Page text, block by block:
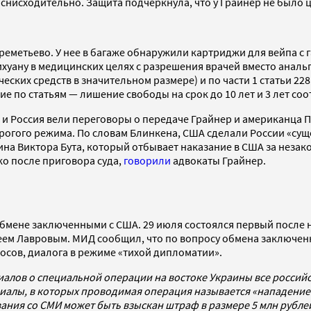
У нее в багаже обнаружили картриджи для
в медицинских целях с разрешения врачей вместо
средств в значительном размере) и по части 1 статьи
по статьям — лишение свободы на срок до 10 лет и 3 лет
Россия вели переговоры о передаче Грайнер и американца
режима. По словам Блинкена, США сделали России
Виктора Бута, который отбывает наказание в США за
после приговора суда, говорили адвокаты Грайнер.
заключенными с США. 29 июля состоялся первый
Лавровым. МИД сообщил, что по вопросу обмена
диалога в режиме «тихой дипломатии».
о специальной операции на востоке Украины все
в которых проводимая операция называется
со СМИ может быть взыскан штраф в размере 5 млн